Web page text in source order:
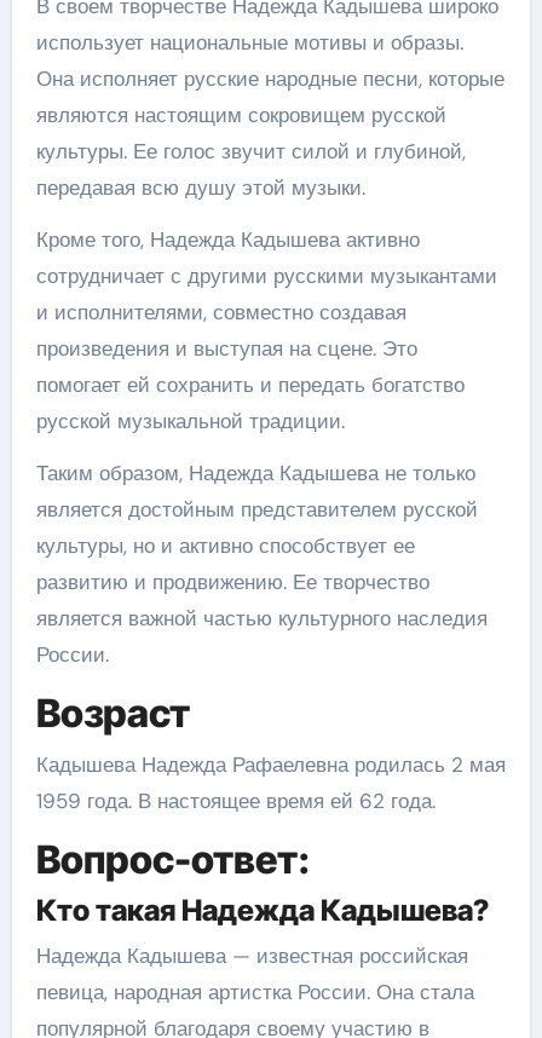
В своем творчестве Надежда Кадышева широко
использует национальные мотивы и образы.
Она исполняет русские народные песни, которые
являются настоящим сокровищем русской
культуры. Ее голос звучит силой и глубиной,
передавая всю душу этой музыки.
Кроме того, Надежда Кадышева активно
сотрудничает с другими русскими музыкантами
и исполнителями, совместно создавая
произведения и выступая на сцене. Это
помогает ей сохранить и передать богатство
русской музыкальной традиции.
Таким образом, Надежда Кадышева не только
является достойным представителем русской
культуры, но и активно способствует ее
развитию и продвижению. Ее творчество
является важной частью культурного наследия
России.
Возраст
Кадышева Надежда Рафаелевна родилась 2 мая
1959 года. В настоящее время ей 62 года.
Вопрос-ответ:
Кто такая Надежда Кадышева?
Надежда Кадышева — известная российская
певица, народная артистка России. Она стала
популярной благодаря своему участию в